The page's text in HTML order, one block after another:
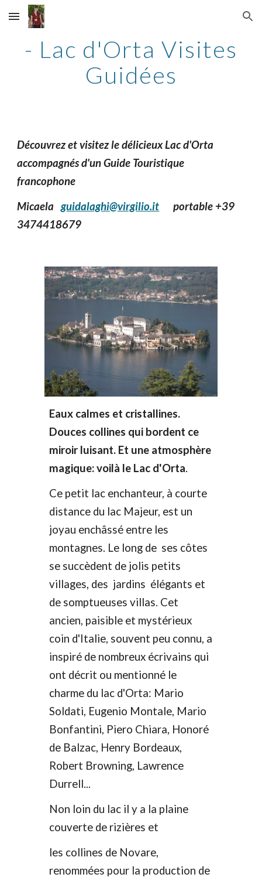
Skip to main content Skip to navigation
- Lac d'Orta Visites
Guidées
Découvrez et visitez le délicieux Lac d'Orta
accompagnés d'un Guide Touristique
francophone
Micaelaguidalaghi@virgilio.it portable +39
3474418679
Eaux calmes et cristallines.
Douces collines qui bordent ce
miroir luisant. Et une atmosphère
magique: voilà le Lac d'Orta.
Ce petit lac enchanteur, à courte
distance du lac Majeur, est un
joyau enchâssé entre les
montagnes. Le long de ses côtes
se succèdent de jolis petits
villages, des jardins élégants et
de somptueuses villas. Cet
ancien, paisible et mystérieux
coin d'Italie, souvent peu connu, a
inspiré de nombreux écrivains qui
ont décrit ou mentionné le
charme du lac d'Orta: Mario
Soldati, Eugenio Montale, Mario
Bonfantini, Piero Chiara, Honoré
de Balzac, Henry Bordeaux,
Robert Browning, Lawrence
Durrell...
Non loin du lac il y a la plaine
couverte de rizières et
les collines de Novare,
renommées pour la production de